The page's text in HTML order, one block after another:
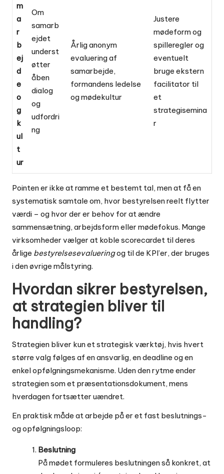
m
a
r
b
ej
d
e
o
g
k
ul
t
ur
Om
samarb
ejdet
underst
øtter
åben
dialog
og
udfordri
ng
Årlig anonym
evaluering af
samarbejde,
formandens ledelse
og mødekultur
Justere
mødeform og
spilleregler og
eventuelt
bruge ekstern
facilitator til
et
strategisemina
r
Pointen er ikke at ramme et bestemt tal, men at få en
systematisk samtale om, hvor bestyrelsen reelt flytter
værdi – og hvor der er behov for at ændre
sammensætning, arbejdsform eller mødefokus. Mange
virksomheder vælger at koble scorecardet til deres
årlige bestyrelsesevalueringog til de KPI’er, der bruges
i den øvrige målstyring.
Hvordan sikrer bestyrelsen,
at strategien bliver til
handling?
Strategien bliver kun et strategisk værktøj, hvis hvert
større valg følges af en ansvarlig, en deadline og en
enkel opfølgningsmekanisme. Uden den rytme ender
strategien som et præsentationsdokument, mens
hverdagen fortsætter uændret.
En praktisk måde at arbejde på er et fast beslutnings-
og opfølgningsloop:
Beslutning
På mødet formuleres beslutningen så konkret, at